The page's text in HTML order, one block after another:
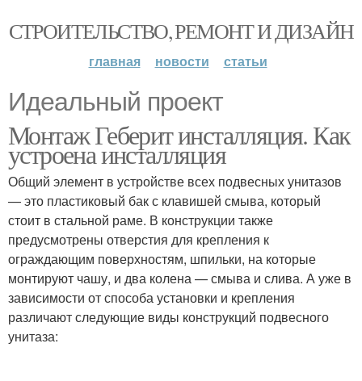
СТРОИТЕЛЬСТВО, РЕМОНТ И ДИЗАЙН
главная новости статьи
Идеальный проект
Монтаж Геберит инсталляция. Как
устроена инсталляция
Общий элемент в устройстве всех подвесных унитазов
— это пластиковый бак с клавишей смыва, который
стоит в стальной раме. В конструкции также
предусмотрены отверстия для крепления к
ограждающим поверхностям, шпильки, на которые
монтируют чашу, и два колена — смыва и слива. А уже в
зависимости от способа установки и крепления
различают следующие виды конструкций подвесного
унитаза: